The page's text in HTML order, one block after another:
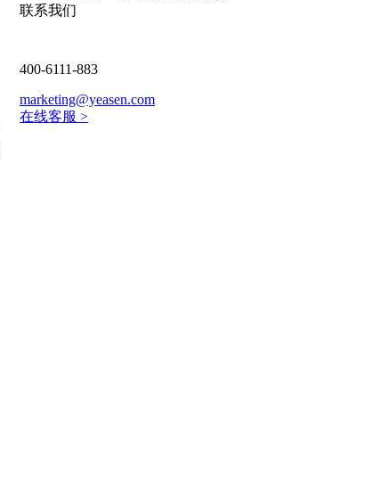
联系我们
400-6111-883
marketing@yeasen.com
在线客服 >